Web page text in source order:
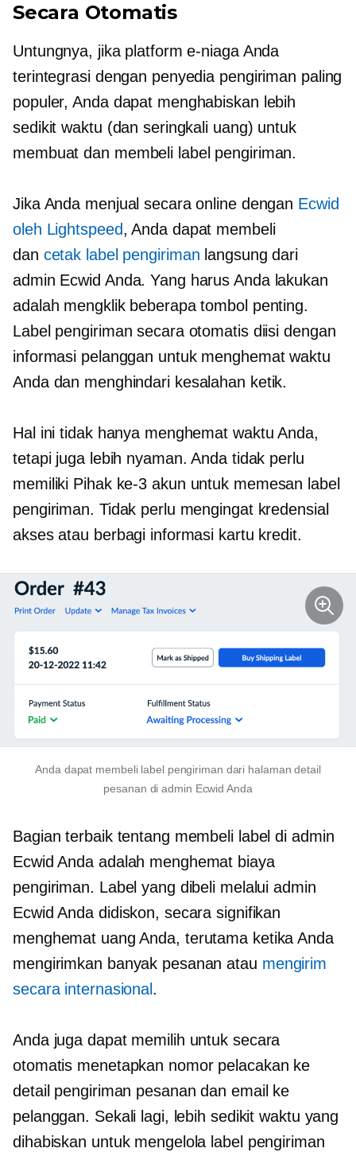
Secara Otomatis
Untungnya, jika platform e-niaga Anda
terintegrasi dengan penyedia pengiriman paling
populer, Anda dapat menghabiskan lebih
sedikit waktu (dan seringkali uang) untuk
membuat dan membeli label pengiriman.
Jika Anda menjual secara online dengan Ecwid
oleh Lightspeed, Anda dapat membeli
dan cetak label pengiriman langsung dari
admin Ecwid Anda. Yang harus Anda lakukan
adalah mengklik beberapa tombol penting.
Label pengiriman secara otomatis diisi dengan
informasi pelanggan untuk menghemat waktu
Anda dan menghindari kesalahan ketik.
Hal ini tidak hanya menghemat waktu Anda,
tetapi juga lebih nyaman. Anda tidak perlu
memiliki Pihak ke-3 akun untuk memesan label
pengiriman. Tidak perlu mengingat kredensial
akses atau berbagi informasi kartu kredit.
Anda dapat membeli label pengiriman dari halaman detail
pesanan di admin Ecwid Anda
Bagian terbaik tentang membeli label di admin
Ecwid Anda adalah menghemat biaya
pengiriman. Label yang dibeli melalui admin
Ecwid Anda didiskon, secara signifikan
menghemat uang Anda, terutama ketika Anda
mengirimkan banyak pesanan atau mengirim
secara internasional .
Anda juga dapat memilih untuk secara
otomatis menetapkan nomor pelacakan ke
detail pengiriman pesanan dan email ke
pelanggan. Sekali lagi, lebih sedikit waktu yang
dihabiskan untuk mengelola label pengiriman